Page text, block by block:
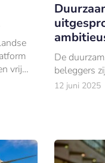
vrij
De
beleggers
12 juni 2025